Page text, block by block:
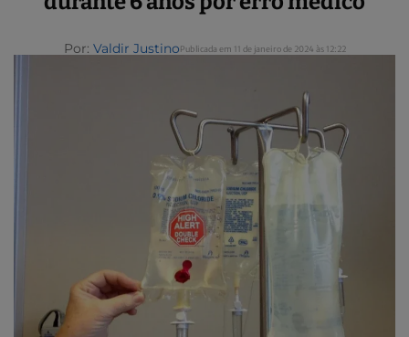
Por: Valdir JustinoPublicada em 11 de janeiro de 2024 às 12:22